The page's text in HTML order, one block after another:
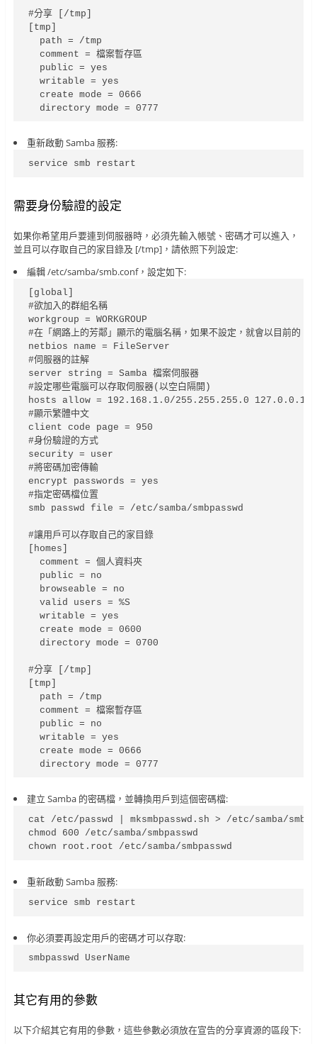
#分享 [/tmp]
[tmp]
  path = /tmp
  comment = 檔案暫存區
  public = yes
  writable = yes
  create mode = 0666
  directory mode = 0777
重新啟動 Samba 服務:
service smb restart
需要身份驗證的設定
如果你希望用戶要連到伺服器時，必須先輸入帳號、密碼才可以進入，
並且可以存取自己的家目錄及 [/tmp]，請依照下列設定:
編輯 /etc/samba/smb.conf，設定如下:
[global]
#欲加入的群組名稱
workgroup = WORKGROUP
#在「網路上的芳鄰」顯示的電腦名稱，如果不設定，就會以目前的
netbios name = FileServer
#伺服器的註解
server string = Samba 檔案伺服器
#設定哪些電腦可以存取伺服器(以空白隔開)
hosts allow = 192.168.1.0/255.255.255.0 127.0.0.1
#顯示繁體中文
client code page = 950
#身份驗證的方式
security = user
#將密碼加密傳輸
encrypt passwords = yes
#指定密碼檔位置
smb passwd file = /etc/samba/smbpasswd
#讓用戶可以存取自己的家目錄
[homes]
  comment = 個人資料夾
  public = no
  browseable = no
  valid users = %S
  writable = yes
  create mode = 0600
  directory mode = 0700
#分享 [/tmp]
[tmp]
  path = /tmp
  comment = 檔案暫存區
  public = no
  writable = yes
  create mode = 0666
  directory mode = 0777
建立 Samba 的密碼檔，並轉換用戶到這個密碼檔:
cat /etc/passwd | mksmbpasswd.sh > /etc/samba/
chmod 600 /etc/samba/smbpasswd
chown root.root /etc/samba/smbpasswd
重新啟動 Samba 服務:
service smb restart
你必須要再設定用戶的密碼才可以存取:
smbpasswd UserName
其它有用的參數
以下介紹其它有用的參數，這些參數必須放在宣告的分享資源的區段下: